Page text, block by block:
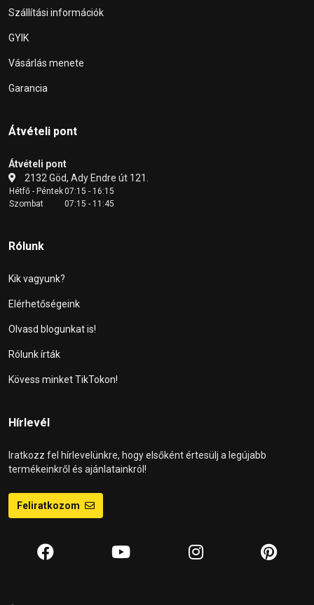
Szállítási információk
GYIK
Vásárlás menete
Garancia
Átvételi pont
Átvételi pont
2132 Göd, Ady Endre út 121.
Hétfő - Péntek07:15 - 16:15
Szombat
07:15 - 11:45
Rólunk
Kik vagyunk?
Elérhetőségeink
Olvasd blogunkat is!
Rólunk írták
Kövess minket TikTokon!
Hírlevél
Iratkozz fel hírlevelünkre, hogy elsőként értesülj a legújabb
termékeinkről és ajánlatainkról!
Feliratkozom